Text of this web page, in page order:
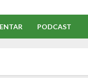
PODCAST